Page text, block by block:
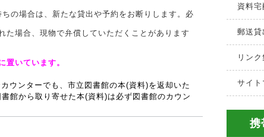
の場合は、新たな貸出や予約をお断りします。必
た場合、現物で弁償していただくことがあります
置いています。
ウンターでも、市立図書館の本(資料)を返却いた
館から取り寄せた本(資料)は必ず図書館のカウン
資料宅
郵送貸
リンク
サイ
携